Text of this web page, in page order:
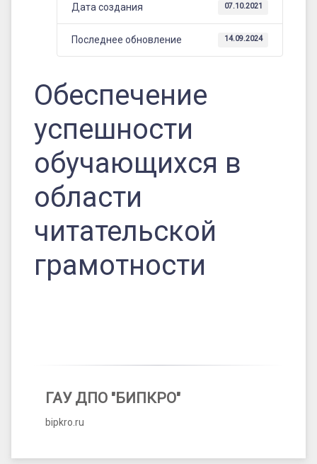
Дата создания 07.10.2021
Последнее обновление 14.09.2024
Обеспечение
успешности
обучающихся в
области
читательской
грамотности
ГАУ ДПО "БИПКРО"
bipkro.ru